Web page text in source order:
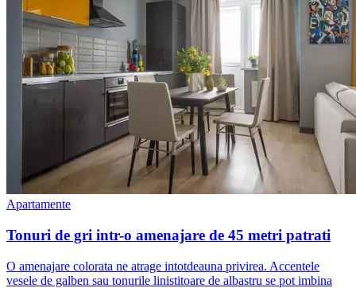
Apartamente
Tonuri de gri intr-o amenajare de 45 metri patrati
O amenajare colorata ne atrage intotdeauna privirea. Accentele
vesele de galben sau tonurile linistitoare de albastru se pot imbina